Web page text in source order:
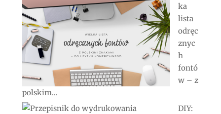
ka
lista
odręc
znyc
h
fontó
w – z
polskim...
DIY: